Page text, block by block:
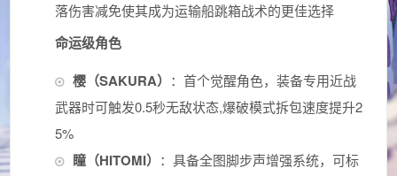
落伤害减免使其成为运输船跳箱战术的更佳选择
命运级角色
樱（SAKURA） ：首个觉醒角色，装备专用近战
武器时可触发0.5秒无敌状态,爆破模式拆包速度提升2
5%
瞳（HITOMI） ：具备全图脚步声增强系统，可标